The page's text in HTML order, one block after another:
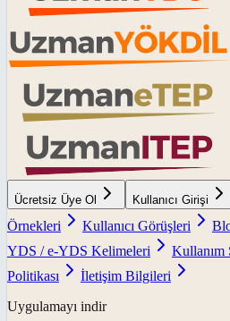
Ücretsiz Üye Ol Kullanıcı Girişi
Örnekleri
Kullanıcı Görüşleri
YDS / e-YDS Kelimeleri
Kullanım
Politikası
İletişim Bilgileri
Uygulamayı indir